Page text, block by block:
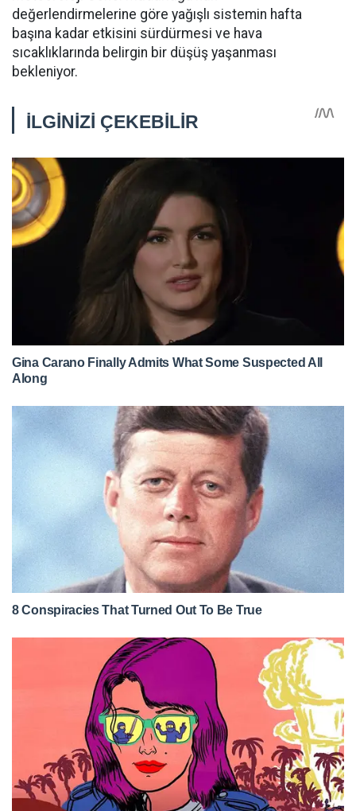
değerlendirmelerine göre yağışlı sistemin hafta
başına kadar etkisini sürdürmesi ve hava
sıcaklıklarında belirgin bir düşüş yaşanması
bekleniyor.